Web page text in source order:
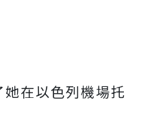
在以色列機場托